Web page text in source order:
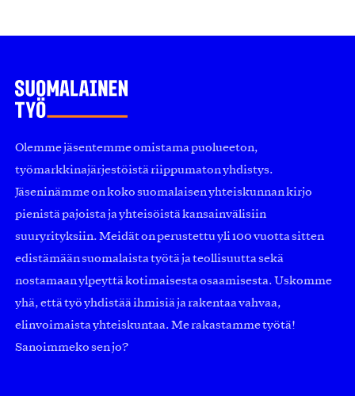
Olemme jäsentemme omistama puolueeton,
työmarkkinajärjestöistä riippumaton yhdistys.
Jäseninämme on koko suomalaisen yhteiskunnan kirjo
pienistä pajoista ja yhteisöistä kansainvälisiin
suuryrityksiin. Meidät on perustettu yli 100 vuotta sitten
edistämään suomalaista työtä ja teollisuutta sekä
nostamaan ylpeyttä kotimaisesta osaamisesta. Uskomme
yhä, että työ yhdistää ihmisiä ja rakentaa vahvaa,
elinvoimaista yhteiskuntaa. Me rakastamme työtä!
Sanoimmeko sen jo?